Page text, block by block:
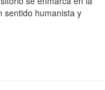
sentido humanista y